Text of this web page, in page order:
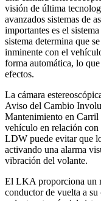
visión de última
avanzados sistemas de
importantes es el
sistema determina que
inminente con el
forma automática, lo
efectos.
La cámara
Aviso del Cambio
Mantenimiento en
vehículo en relación con
LDW puede evitar que
activando una alarma
vibración del volante.
El LKA proporciona un
conductor de vuelta a